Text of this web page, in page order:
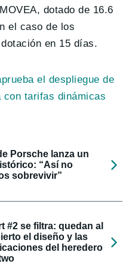
dotado de 16.6
el caso de los
en 15 días.
el despliegue de
con tarifas dinámicas
Porsche lanza un
“Así no
sobrevivir”
#2 se filtra: quedan al
el diseño y las
del heredero